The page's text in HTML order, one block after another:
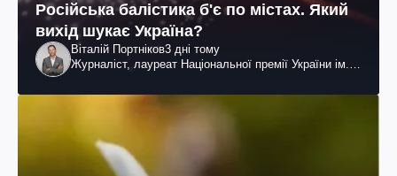
Російська балістика б'є по містах. Який
вихід шукає Україна?
Віталій Портніков3 дні тому
Журналіст, лауреат Національної премії України ім.